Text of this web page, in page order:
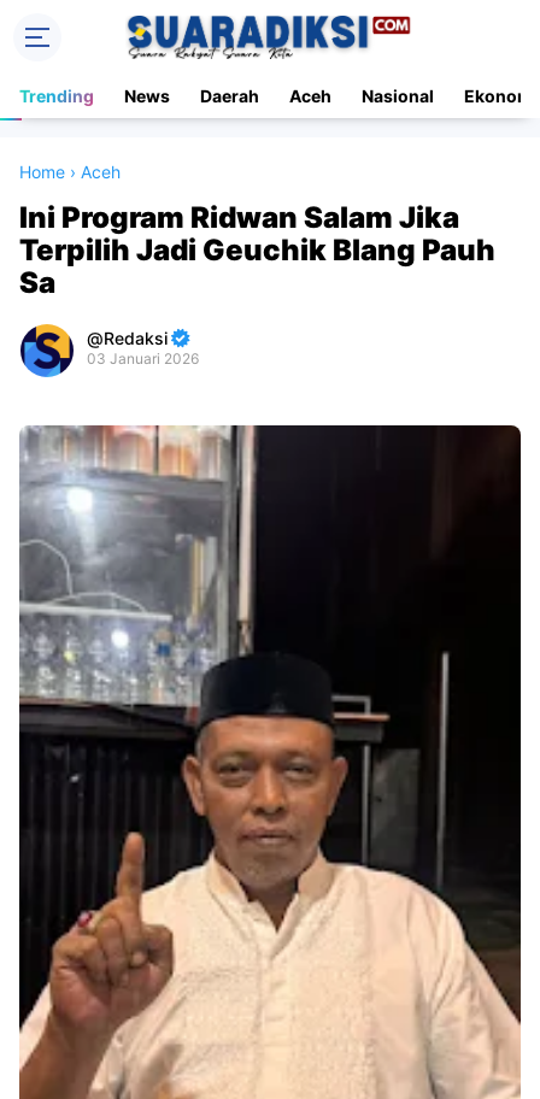
Trending News Daerah Aceh Nasional Ekonomi
Home › Aceh
Ini Program Ridwan Salam Jika
Terpilih Jadi Geuchik Blang Pauh
Sa
Redaksi
03 Januari 2026
By
Raushan
Design
With
Shroff
Templates